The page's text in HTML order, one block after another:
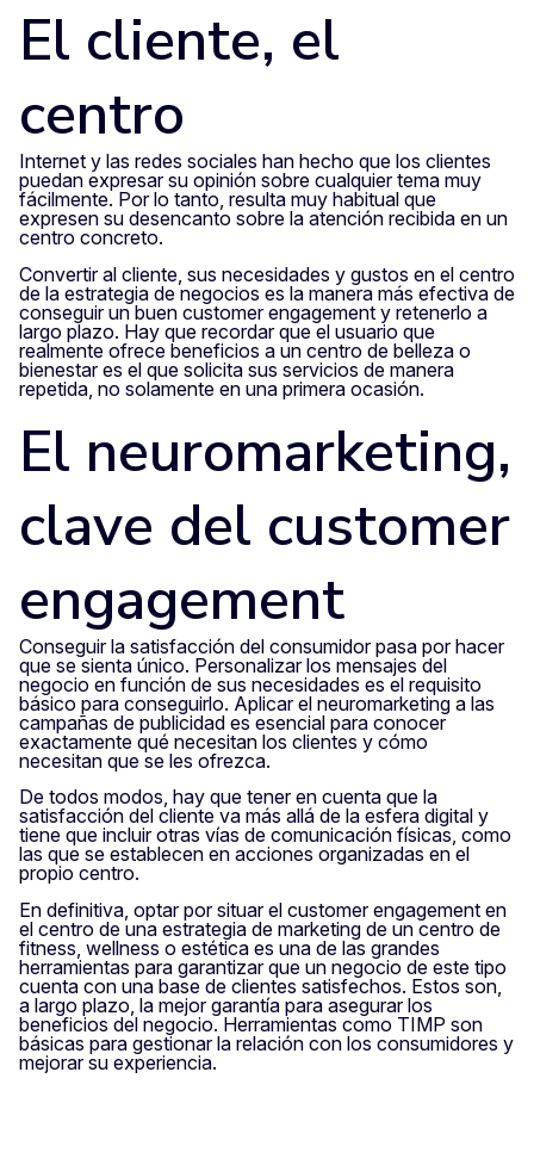
El cliente, el
centro
Internet y las redes sociales han hecho que los clientes
puedan expresar su opinión sobre cualquier tema muy
fácilmente. Por lo tanto, resulta muy habitual que
expresen su desencanto sobre la atención recibida en un
centro concreto.
Convertir al cliente, sus necesidades y gustos en el centro
de la estrategia de negocios es la manera más efectiva de
conseguir un buen customer engagement y retenerlo a
largo plazo. Hay que recordar que el usuario que
realmente ofrece beneficios a un centro de belleza o
bienestar es el que solicita sus servicios de manera
repetida, no solamente en una primera ocasión.
El neuromarketing,
clave del customer
engagement
Conseguir la satisfacción del consumidor pasa por hacer
que se sienta único. Personalizar los mensajes del
negocio en función de sus necesidades es el requisito
básico para conseguirlo. Aplicar el neuromarketing a las
campañas de publicidad es esencial para conocer
exactamente qué necesitan los clientes y cómo
necesitan que se les ofrezca.
De todos modos, hay que tener en cuenta que la
satisfacción del cliente va más allá de la esfera digital y
tiene que incluir otras vías de comunicación físicas, como
las que se establecen en acciones organizadas en el
propio centro.
En definitiva, optar por situar el customer engagement en
el centro de una estrategia de marketing de un centro de
fitness, wellness o estética es una de las grandes
herramientas para garantizar que un negocio de este tipo
cuenta con una base de clientes satisfechos. Estos son,
a largo plazo, la mejor garantía para asegurar los
beneficios del negocio. Herramientas como TIMP son
básicas para gestionar la relación con los consumidores y
mejorar su experiencia.